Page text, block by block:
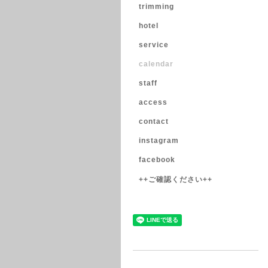
trimming
hotel
service
calendar
staff
access
contact
instagram
facebook
++ご確認ください++